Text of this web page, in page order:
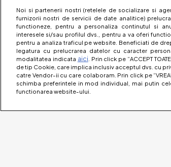
Noi si partenerii nostri (retelele de socializare si
furnizorii nostri de servicii de date analitice)
functioneze, pentru a personaliza continutul si
interesele si/sau profilul dvs., pentru a va oferi
pentru a analiza traficul pe website. Beneficiati de
legatura cu prelucrarea datelor cu caracter
modalitatea indicata aici . Prin click pe “ACCEPT
de tip Cookie, care implica inclusiv acceptul dvs. cu
catre Vendor-ii cu care colaboram. Prin click pe
schimba preferintele in mod individual, mai putin
functionarea website-ului.